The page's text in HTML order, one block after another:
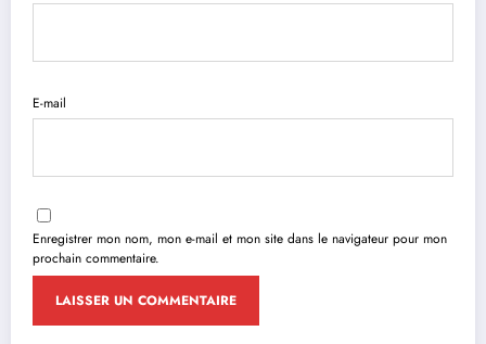
E-mail
Enregistrer mon nom, mon e-mail et mon site dans le navigateur pour mon
prochain commentaire.